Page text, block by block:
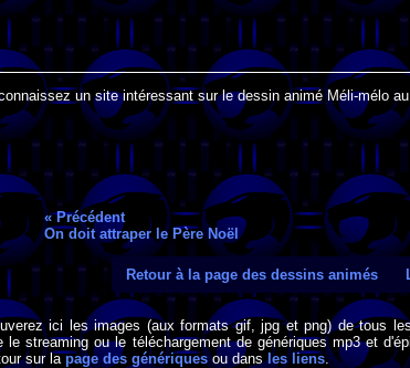
un site intéressant sur le dessin animé Méli-mélo
« Précédent
On doit attraper le Père Noël
Retour à la page des dessins animés
ici les images (aux formats gif, jpg et png) de tous
le streaming ou le téléchargement de génériques mp3 et
sur lapage des génériquesou dansles liens.